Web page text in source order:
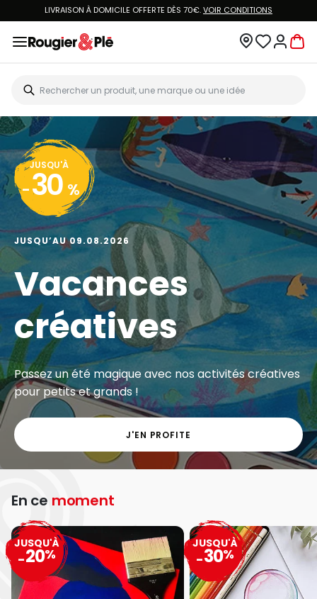
LIVRAISON À DOMICILE OFFERTE DÈS 70€.VOIR CONDITIONS
JUSQU'À
- 30 %
JUSQU’AU 09.08.2026
Vacances
créatives
Passez un été magique avec nos activités créatives
pour petits et grands !
J'EN PROFITE
En ce moment
JUSQU'À
-20%
JUSQU'À
-30%